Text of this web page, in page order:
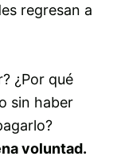
regresan a
¿Por qué
sin haber
voluntad.